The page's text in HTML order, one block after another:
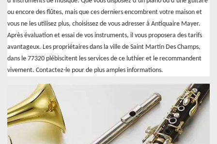
ou encore des flûtes, mais que ces derniers encombrent votre maison et
vous ne les utilisez plus, choisissez de vous adresser à Antiquaire Mayer.
Après évaluation et essai de vos instruments, il vous proposera des tarifs
avantageux. Les propriétaires dans la ville de Saint Martin Des Champs,
dans le 77320 plébiscitent les services de ce luthier et le recommandent
vivement. Contactez-le pour de plus amples informations.